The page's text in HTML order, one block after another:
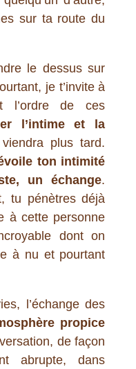
sur ta route du
le dessus sur
je t’invite à
l’ordre de ces
l’intime et la
plus tard.
ton intimité
un échange.
tu pénètres déjà
à cette personne
dont on
à nu et pourtant
l’échange des
propice
de façon
abrupte, dans